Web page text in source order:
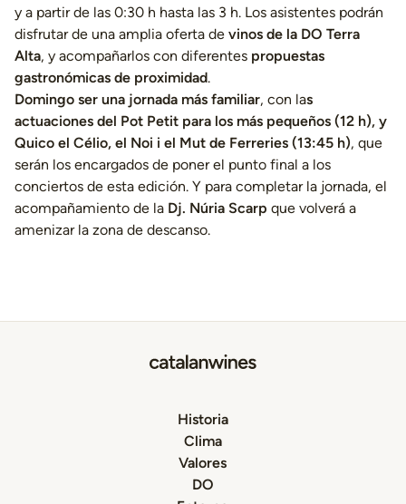
y a partir de las 0:30 h hasta las 3 h. Los asistentes podrán
disfrutar de una amplia oferta de vinos de la DO Terra
Alta, y acompañarlos con diferentes propuestas
gastronómicas de proximidad.
Domingo ser una jornada más familiar, con las
actuaciones del Pot Petit para los más pequeños (12 h), y
Quico el Célio, el Noi i el Mut de Ferreries (13:45 h), que
serán los encargados de poner el punto final a los
conciertos de esta edición. Y para completar la jornada, el
acompañamiento de la Dj. Núria Scarp que volverá a
amenizar la zona de descanso.
Historia
Clima
Valores
DO